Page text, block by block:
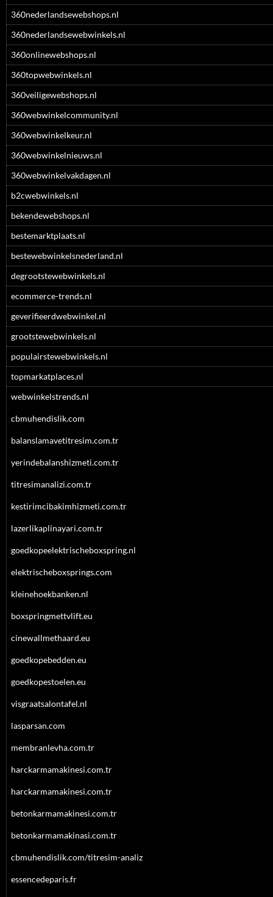
360nederlandsewebshops.nl
360nederlandsewebwinkels.nl
360onlinewebshops.nl
360topwebwinkels.nl
360veiligewebshops.nl
360webwinkelcommunity.nl
360webwinkelkeur.nl
360webwinkelnieuws.nl
360webwinkelvakdagen.nl
b2cwebwinkels.nl
bekendewebshops.nl
bestemarktplaats.nl
bestewebwinkelsnederland.nl
degrootstewebwinkels.nl
ecommerce-trends.nl
geverifieerdwebwinkel.nl
grootstewebwinkels.nl
populairstewebwinkels.nl
topmarkatplaces.nl
webwinkelstrends.nl
cbmuhendislik.com
balanslamavetitresim.com.tr
yerindebalanshizmeti.com.tr
titresimanalizi.com.tr
kestirimcibakimhizmeti.com.tr
lazerlikaplinayari.com.tr
goedkopeelektrischeboxspring.nl
elektrischeboxsprings.com
kleinehoekbanken.nl
boxspringmettvlift.eu
cinewallmethaard.eu
goedkopebedden.eu
goedkopestoelen.eu
visgraatsalontafel.nl
lasparsan.com
membranlevha.com.tr
harckarmamakinesi.com.tr
harckarmamakinesi.com.tr
betonkarmamakinesi.com.tr
betonkarmamakinasi.com.tr
cbmuhendislik.com/titresim-analiz
essencedeparis.fr